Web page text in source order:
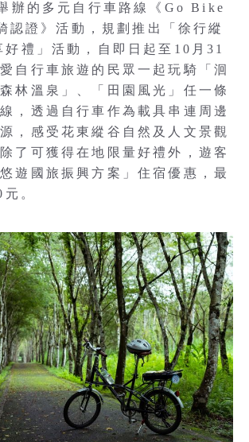
辦的多元自行車路線《Go Bike
證》活動，規劃推出「徐行縱
禮」活動，自即日起至10月31
自行車旅遊的民眾一起玩騎「洄
林溫泉」、「田園風光」任一條
，透過自行車作為載具串連周邊
，感受花東縱谷自然及人文景觀
了可獲得在地限量好禮外，遊客
遊國旅振興方案」住宿優惠，最
。